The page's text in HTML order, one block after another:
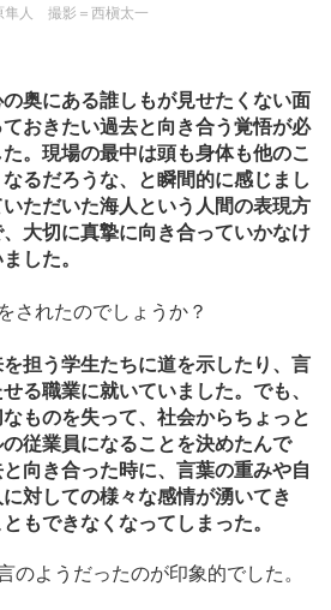
隼人 撮影＝西槇太一
奥にある誰しもが見せたくない面
おきたい過去と向き合う覚悟が必
。現場の最中は頭も身体も他のこ
るだろうな、と瞬間的に感じまし
ただいた海人という人間の表現方
大切に真摯に向き合っていかなけ
した。
されたのでしょうか？
担う学生たちに道を示したり、言
る職業に就いていました。でも、
ものを失って、社会からちょっと
従業員になることを決めたんで
向き合った時に、言葉の重みや自
対しての様々な感情が湧いてき
もできなくなってしまった。
のようだったのが印象的でした。